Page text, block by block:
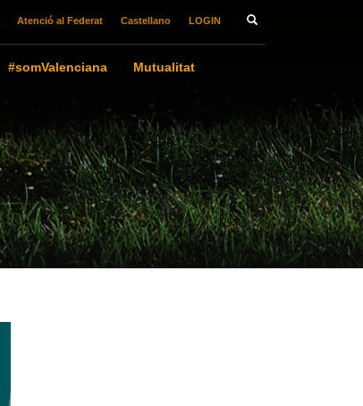
Atenció al Federat Castellano LOGIN
#somValenciana
Mutualitat